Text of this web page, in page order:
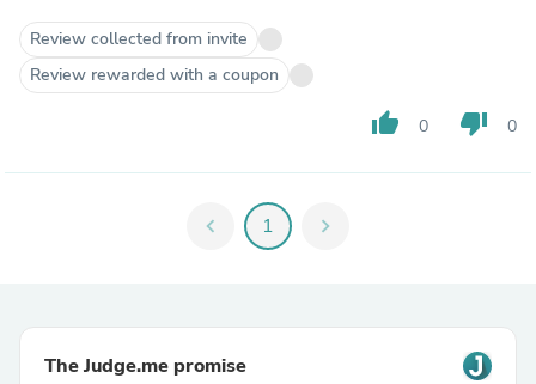
Review collected from invite
Review rewarded with a coupon
thumb_up 0 thumb_down 0
chevron_left 1 chevron_right
The Judge.me promise